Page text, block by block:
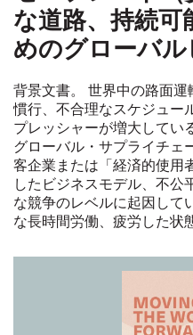
な道路、持続可
めのグローバ
背景文書。 世界中の路面
慣行、不合理なスケジュー
プレッシャーが増大してい
グローバル・サプライチェ
客企業または「経済的使用
したビジネスモデル、不公
な競争のレベルに起因して
な長時間労働、疲労した状